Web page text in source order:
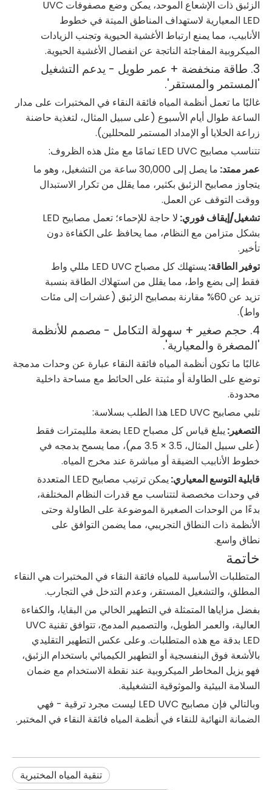
الزئبق ذات الإشعاع الموحد، يمكن وضع مصفوفات UVC
LED المعيارية لاستهداف المناطق الميتة في خطوط
الأنابيب، مما يمنع ارتباط الأغشية الحيوية وتجنب الزيادات
الميكروبية المفاجئة الناتجة عن انفصال الأغشية الحيوية.
3. طاقة منخفضة + عمر طويل - يدعم التشغيل
'المستمر والمستقر'.
غالبًا ما تعمل أنظمة المياه فائقة النقاء في المختبرات على مدار
الساعة طوال أيام الأسبوع (على سبيل المثال، لتغذية حاضنة
زراعة الخلايا أو الإمداد المستمر للمحللين).
تتناسب مصابيح LED UVC تمامًا مع مثل هذه الظروف:
عمر ممتد:
ما يصل إلى 30,000 ساعة من التشغيل، وهو ما
يتجاوز مصابيح الزئبق بكثير، مما يقلل من تكرار الاستبدال
ووقت التوقف عن العمل.
تشغيل/إيقاف فوري:
لا حاجة للإحماء؛ تعمل مصابيح LED
بشكل متزامن مع النظام، مما يحافظ على الكفاءة دون
تأخير.
توفير الطاقة:
يستهلك كل مصباح LED UVC مللي واط
فقط إلى بضع واط، مما يقلل من استهلاك الطاقة بنسبة
تزيد عن 60% مقارنة بمصابيح الزئبق (عشرات إلى مئات
واط).
4. حجم صغير + سهولة التكامل - مصمم للأنظمة
'المصغرة والمعيارية'.
غالبًا ما تكون أنظمة المياه فائقة النقاء عبارة عن وحدات مدمجة
توضع على الطاولة أو مثبتة على الحائط مع مساحة داخلية
محدودة.
تلبي مصابيح LED UVC هذا الطلب بسلاسة:
التصغير:
يبلغ قياس كل مصباح LED بضعة ملليمترات فقط
(على سبيل المثال، 3.5 × 3.5 مم)، مما يسمح بدمجه في
خطوط الأنابيب الضيقة أو مباشرة عند مخرج المياه.
قابلية التوسع المعياري:
يمكن ترتيب مصابيح LED المتعددة
في وحدات مخصصة لتتناسب مع قدرات النظام المختلفة،
بدءًا من الوحدات الصغيرة الموضوعة على الطاولة وحتى
الأنظمة ذات النطاق التجريبي، مما يضمن التوافق على
نطاق واسع.
خاتمة
المتطلبات الأساسية للمياه فائقة النقاء في المختبرات هي النقاء
المطلق، والتشغيل المستقر، وعدم التدخل في التجارب.
بفضل مزاياها المتمثلة في التطهير الخالي من البقايا، والكفاءة
العالية، والعمر الطويل، والتصميم المدمج، تتوافق تقنية UVC
LED بدقة مع هذه المتطلبات. وعلى عكس التطهير التقليدي
بالأشعة فوق البنفسجية أو التطهير الكيميائي باستخدام الزئبق،
فهو يزيل المخاطر الميكروبية عند نقطة الاستخدام مع ضمان
السلامة البيئية والموثوقية التشغيلية.
وبالتالي فإن مصابيح LED UVC ليست مجرد ترقية - فهي
الضمانة النهائية للنقاء في أنظمة المياه فائقة النقاء في المختبر.
تنقية المياه المختبرية